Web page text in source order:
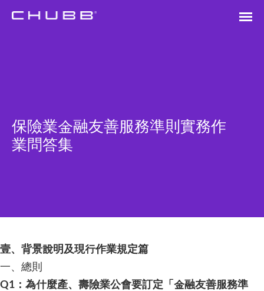
保險業金融友善服務準則實務作
業問答集
壹、背景說明及現行作業規定篇
一、總則
Q1：為什麼產、壽險業公會要訂定「金融友善服務準